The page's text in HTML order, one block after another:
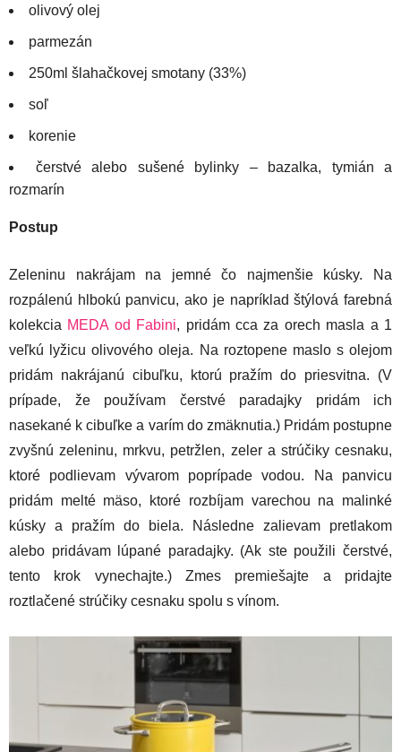
olivový olej
parmezán
250ml šlahačkovej smotany (33%)
soľ
korenie
čerstvé alebo sušené bylinky – bazalka, tymián a
rozmarín
Postup
Zeleninu nakrájam na jemné čo najmenšie kúsky. Na
rozpálenú hlbokú panvicu, ako je napríklad štýlová farebná
kolekcia MEDA od Fabini, pridám cca za orech masla a 1
veľkú lyžicu olivového oleja. Na roztopene maslo s olejom
pridám nakrájanú cibuľku, ktorú pražím do priesvitna. (V
prípade, že používam čerstvé paradajky pridám ich
nasekané k cibuľke a varím do zmäknutia.) Pridám postupne
zvyšnú zeleninu, mrkvu, petržlen, zeler a strúčiky cesnaku,
ktoré podlievam vývarom poprípade vodou. Na panvicu
pridám melté mäso, ktoré rozbíjam varechou na malinké
kúsky a pražím do biela. Následne zalievam pretlakom
alebo pridávam lúpané paradajky. (Ak ste použili čerstvé,
tento krok vynechajte.) Zmes premiešajte a pridajte
roztlačené strúčiky cesnaku spolu s vínom.